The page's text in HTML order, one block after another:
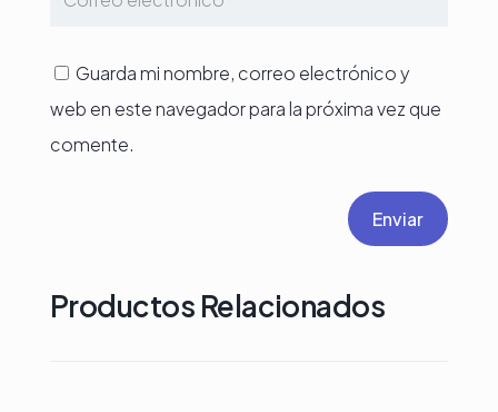
Guarda mi nombre, correo electrónico y
web en este navegador para la próxima vez que
comente.
Enviar
Productos Relacionados